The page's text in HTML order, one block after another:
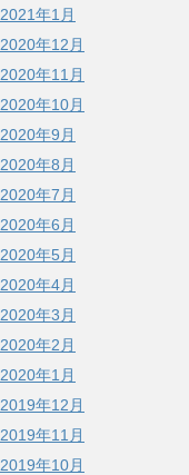
2021年1月
2020年12月
2020年11月
2020年10月
2020年9月
2020年8月
2020年7月
2020年6月
2020年5月
2020年4月
2020年3月
2020年2月
2020年1月
2019年12月
2019年11月
2019年10月